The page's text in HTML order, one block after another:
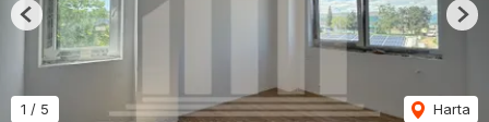
1 / 5 Harta
Previous